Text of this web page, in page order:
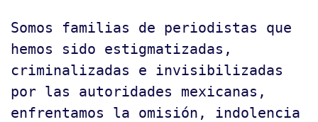
Somos familias de periodistas que
hemos sido estigmatizadas,
criminalizadas e invisibilizadas
por las autoridades mexicanas,
enfrentamos la omisión, indolencia